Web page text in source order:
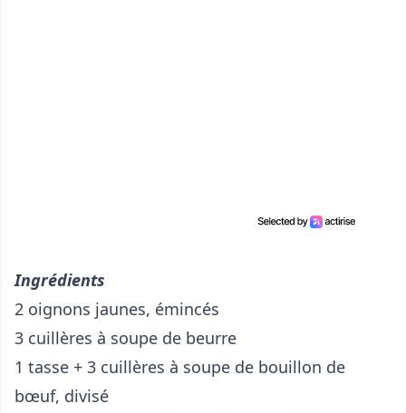
Ingrédients
2 oignons jaunes, émincés
3 cuillères à soupe de beurre
1 tasse + 3 cuillères à soupe de bouillon de
bœuf, divisé